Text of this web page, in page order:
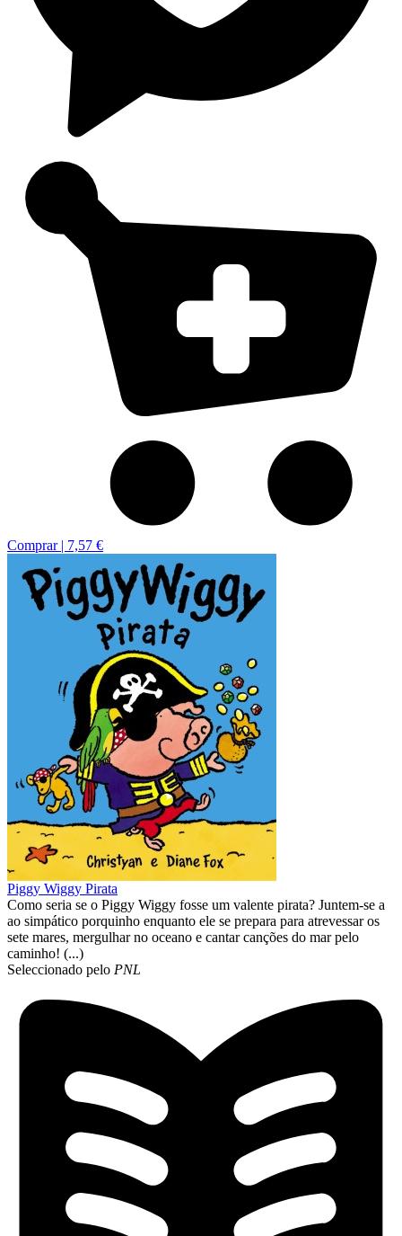
Comprar | 7,57 €
Piggy Wiggy Pirata
Como seria se o Piggy Wiggy fosse um valente pirata? Juntem-se a
ao simpático porquinho enquanto ele se prepara para atrevessar os
sete mares, mergulhar no oceano e cantar canções do mar pelo
caminho! (...)
Seleccionado pelo PNL